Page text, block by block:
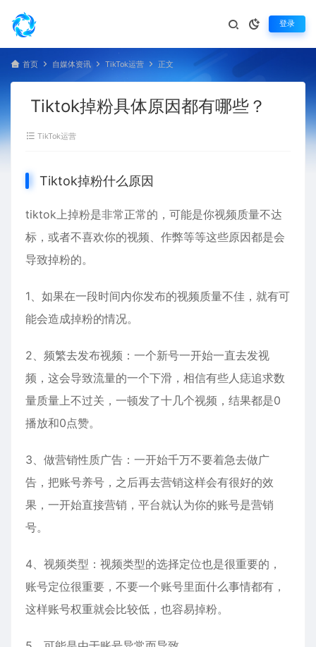
登录
首页 自媒体资讯 TikTok运营 正文
Tiktok掉粉具体原因都有哪些？
TikTok运营
Tiktok掉粉什么原因
tiktok上掉粉是非常正常的，可能是你视频质量不达
标，或者不喜欢你的视频、作弊等等这些原因都是会
导致掉粉的。
1、如果在一段时间内你发布的视频质量不佳，就有可
能会造成掉粉的情况。
2、频繁去发布视频：一个新号一开始一直去发视
频，这会导致流量的一个下滑，相信有些人痣追求数
量质量上不过关，一顿发了十几个视频，结果都是0
播放和0点赞。
3、做营销性质广告：一开始千万不要着急去做广
告，把账号养号，之后再去营销这样会有很好的效
果，一开始直接营销，平台就认为你的账号是营销
号。
4、视频类型：视频类型的选择定位也是很重要的，
账号定位很重要，不要一个账号里面什么事情都有，
这样账号权重就会比较低，也容易掉粉。